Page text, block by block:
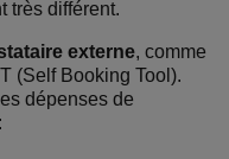
très différent.
externe, comme
(Self Booking Tool).
dépenses de